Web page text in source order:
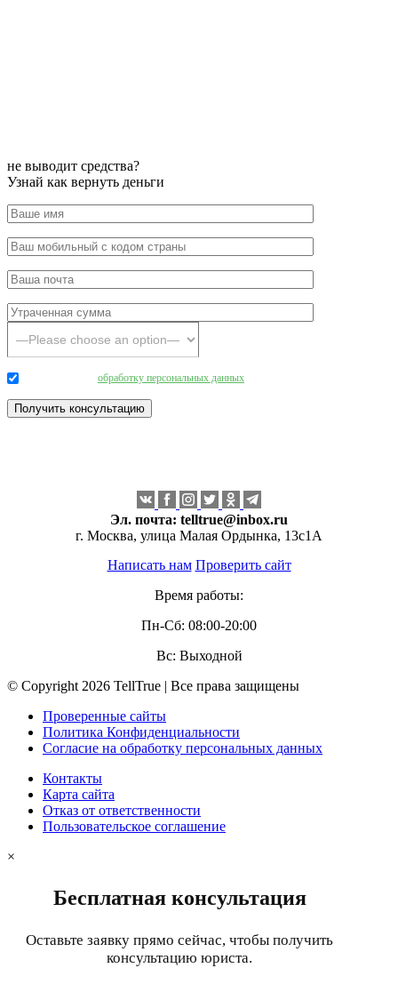
не выводит средства?
Узнай как вернуть деньги
обработку персональных данных
Эл. почта: telltrue@inbox.ru
г. Москва, улица Малая Ордынка, 13с1А
Написать нам Проверить сайт
Время работы:
Пн-Сб: 08:00-20:00
Вс: Выходной
© Copyright 2026 TellTrue | Все права защищены
Проверенные сайты
Политика Конфиденциальности
Согласие на обработку персональных данных
Контакты
Карта сайта
Отказ от ответственности
Пользовательское соглашение
×
Бесплатная консультация
Оставьте заявку прямо сейчас, чтобы получить
консультацию юриста.